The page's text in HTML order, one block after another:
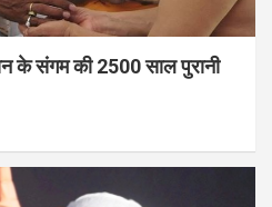
के संगम की 2500 साल पुरानी